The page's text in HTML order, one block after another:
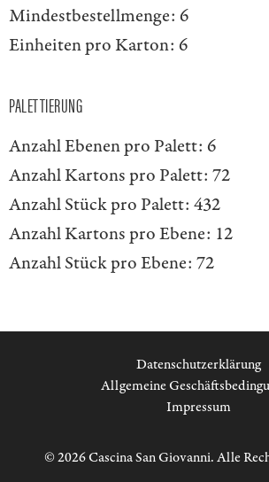
Mindestbestellmenge: 6
Einheiten pro Karton: 6
PALETTIERUNG
Anzahl Ebenen pro Palett: 6
Anzahl Kartons pro Palett: 72
Anzahl Stück pro Palett: 432
Anzahl Kartons pro Ebene: 12
Anzahl Stück pro Ebene: 72
Datenschutzerklärung
Allgemeine
Impressum
© 2026 Cascina San Giovanni. Alle